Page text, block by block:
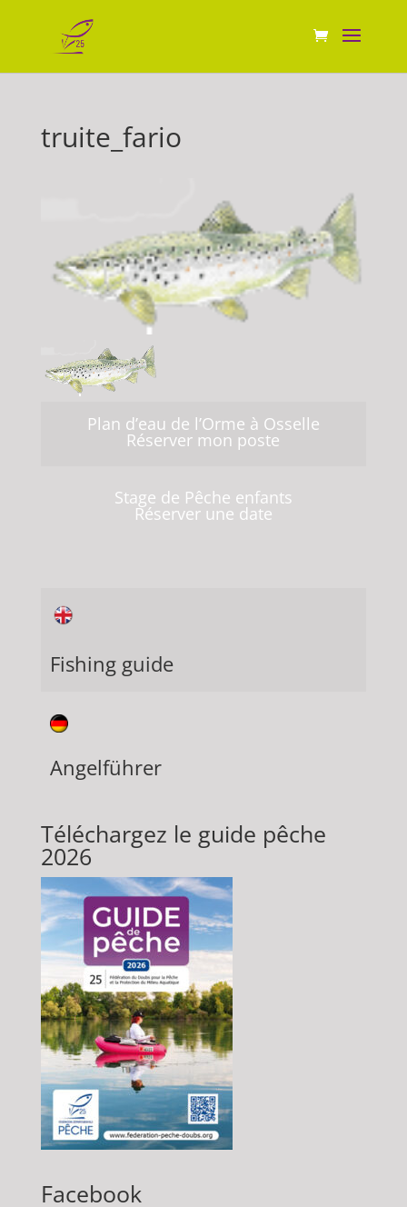
truite_fario
Plan d’eau de l’Orme à Osselle
Réserver mon poste
Stage de Pêche enfants
Réserver une date
Fishing guide
Angelführer
Téléchargez le guide pêche
2026
Facebook